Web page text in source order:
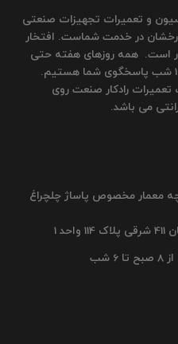
و تعمیرات تجهیزات صنعتی
در خدمت شماست. افتخار
است. همه روزهای هفته حتی
روزهای تعطیل از ساعت 8 صبح تا 10 شب پاسخگوی شما هستیم.
رادکار صنعت روی
می باشد.
معمار مخصوص پاساژ چلچراغ